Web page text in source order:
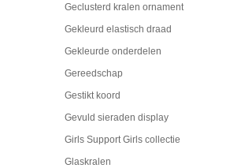
Geclusterd kralen ornament
Gekleurd elastisch draad
Gekleurde onderdelen
Gereedschap
Gestikt koord
Gevuld sieraden display
Girls Support Girls collectie
Glaskralen